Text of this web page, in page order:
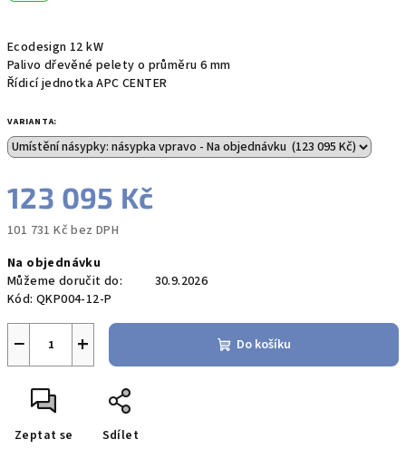
Ecodesign 12 kW
Palivo dřevěné pelety o průměru 6 mm
Řídicí jednotka APC CENTER
VARIANTA:
123 095 Kč
101 731 Kč bez DPH
cena:
Na objednávku
Můžeme doručit do:
30.9.2026
Kód: QKP004-12-P
+
− Do košíku
Zeptat se Sdílet